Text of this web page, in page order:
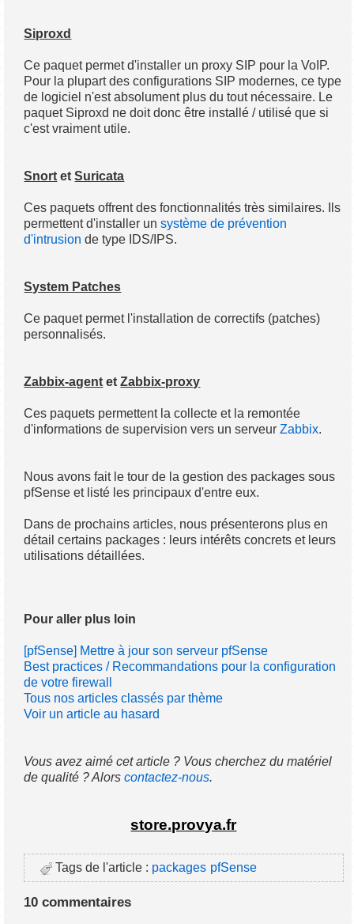
Siproxd
Ce paquet permet d'installer un proxy SIP pour la VoIP.
Pour la plupart des configurations SIP modernes, ce type
de logiciel n'est absolument plus du tout nécessaire. Le
paquet Siproxd ne doit donc être installé / utilisé que si
c'est vraiment utile.
Snort etSuricata
Ces paquets offrent des fonctionnalités très similaires. Ils
permettent d'installer unsystème de prévention
d'intrusion de type IDS/IPS.
System Patches
Ce paquet permet l'installation de correctifs (patches)
personnalisés.
Zabbix-agent etZabbix-proxy
Ces paquets permettent la collecte et la remontée
d'informations de supervision vers un serveurZabbix.
Nous avons fait le tour de la gestion des packages sous
pfSense et listé les principaux d'entre eux.
Dans de prochains articles, nous présenterons plus en
détail certains packages : leurs intérêts concrets et leurs
utilisations détaillées.
Pour aller plus loin
[pfSense] Mettre à jour son serveur pfSense
Best practices / Recommandations pour la configuration
de votre firewall
Tous nos articles classés par thème
Voir un article au hasard
Vous avez aimé cet article ? Vous cherchez du matériel
de qualité ? Alorscontactez-nous.
store.provya.fr
Tags de l'article : packages pfSense
10 commentaires